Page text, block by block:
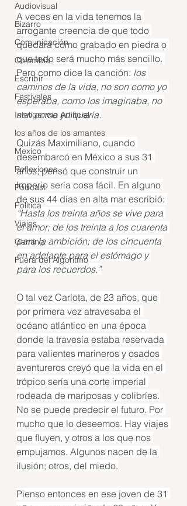
Audiovisual
Bizarro
Comunicación
Colombia
Escribir
Festivales
Inteligencia Artificial
los años de los amantes
Mexico
Reflexiones
Podcast
Política
Viajes
Gaming
Fuera del Algoritmo
A veces en la vida tenemos la
arrogante creencia de que todo
quedará como grabado en piedra o
que todo será mucho más sencillo.
Pero como dice la canción: los
caminos de la vida, no son como yo
esperaba, como los imaginaba, no
son como yo quería.
Quizás Maximiliano, cuando
desembarcó en México a sus 31
años, pensó que construir un
Imperio sería cosa fácil. En alguno
de sus 44 días en alta mar escribió:
“Hasta los treinta años se vive para
el amor; de los treinta a los cuarenta
para la ambición; de los cincuenta
en adelante para el estómago y
para los recuerdos.”
O tal vez Carlota, de 23 años, que
por primera vez atravesaba el
océano atlántico en una época
donde la travesía estaba reservada
para valientes marineros y osados
aventureros creyó que la vida en el
trópico sería una corte imperial
rodeada de mariposas y colibríes.
No se puede predecir el futuro. Por
mucho que lo deseemos. Hay viajes
que fluyen, y otros a los que nos
empujamos. Algunos nacen de la
ilusión; otros, del miedo.
Pienso entonces en ese joven de 31